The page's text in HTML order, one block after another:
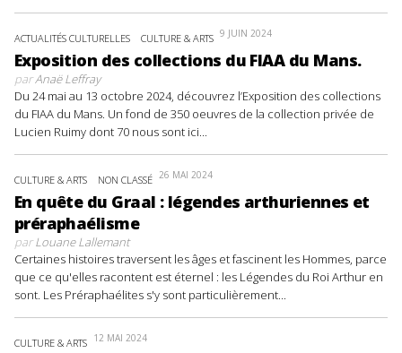
ACTUALITÉS CULTURELLES CULTURE & ARTS 9 JUIN 2024
Exposition des collections du FIAA du Mans.
parAnaë Leffray
Du 24 mai au 13 octobre 2024, découvrez l’Exposition des collections
du FIAA du Mans. Un fond de 350 oeuvres de la collection privée de
Lucien Ruimy dont 70 nous sont ici...
CULTURE & ARTS NON CLASSÉ 26 MAI 2024
En quête du Graal : légendes arthuriennes et
préraphaélisme
parLouane Lallemant
Certaines histoires traversent les âges et fascinent les Hommes, parce
que ce qu'elles racontent est éternel : les Légendes du Roi Arthur en
sont. Les Préraphaélites s'y sont particulièrement...
CULTURE & ARTS 12 MAI 2024